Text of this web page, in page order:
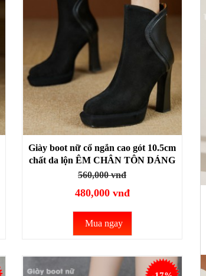
Giày boot nữ cổ ngắn cao gót 10.5cm
chất da lộn ÊM CHÂN TÔN DÁNG
GBN26A
560,000 vnđ
480,000 vnđ
Mua ngay